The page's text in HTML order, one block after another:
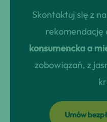
Skontaktuj się z
rekomendację
konsumencka a
zobowiązań, z
Umów